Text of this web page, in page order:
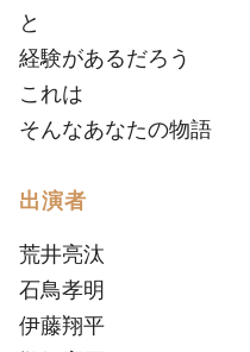
と
経験があるだろう
これは
そんなあなたの物語
出演者
荒井亮汰
石鳥孝明
伊藤翔平